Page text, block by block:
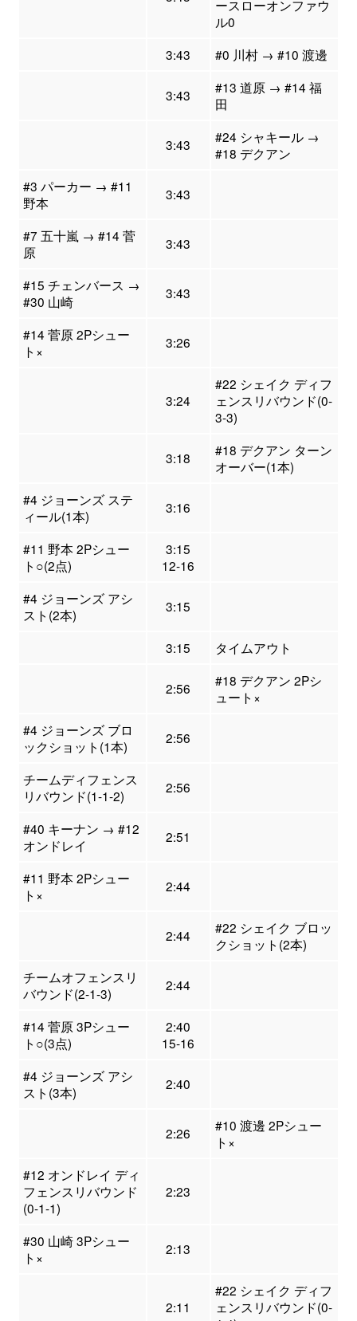
ースローオンファウ
ル0
3:43
#0 川村 → #10 渡邊
3:43
#13 道原 → #14 福
田
3:43
#24 シャキール →
#18 デクアン
#3 パーカー → #11
野本
3:43
#7 五十嵐 → #14 菅
原
3:43
#15 チェンバース →
#30 山崎
3:43
#14 菅原 2Pシュー
ト×
3:26
3:24
#22 シェイク ディフ
ェンスリバウンド(0-
3-3)
3:18
#18 デクアン ターン
オーバー(1本)
#4 ジョーンズ ステ
ィール(1本)
3:16
#11 野本 2Pシュー
ト○(2点)
3:15
12-16
#4 ジョーンズ アシ
スト(2本)
3:15
3:15 タイムアウト
2:56
#18 デクアン 2Pシ
ュート×
#4 ジョーンズ ブロ
ックショット(1本)
2:56
チームディフェンス
リバウンド(1-1-2)
2:56
#40 キーナン → #12
オンドレイ
2:51
#11 野本 2Pシュー
ト×
2:44
2:44
#22 シェイク ブロッ
クショット(2本)
チームオフェンスリ
バウンド(2-1-3)
2:44
#14 菅原 3Pシュー
ト○(3点)
2:40
15-16
#4 ジョーンズ アシ
スト(3本)
2:40
2:26
#10 渡邊 2Pシュー
ト×
#12 オンドレイ ディ
フェンスリバウンド
(0-1-1)
2:23
#30 山崎 3Pシュー
ト×
2:13
2:11
#22 シェイク ディフ
ェンスリバウンド(0-